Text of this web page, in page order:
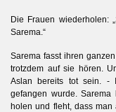
Die Frauen wiederholen:
Sarema.“
Sarema fasst ihren
trotzdem auf sie hören.
Aslan bereits tot sein. -
gefangen wurde.
holen und fleht, dass